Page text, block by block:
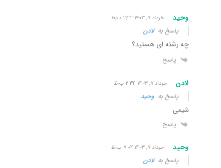
وحید خرداد ۷, ۱۴۰۳ ۲:۳۲ ب٫ظ
پاسخ بهلادن
چه رشته ای هستید؟
پاسخ
لادن خرداد ۷, ۱۴۰۳ ۲:۳۴ ب٫ظ
پاسخ به وحید
شیمی
پاسخ
وحید خرداد ۷, ۱۴۰۳ ۷:۰۲ ب٫ظ
پاسخ بهلادن